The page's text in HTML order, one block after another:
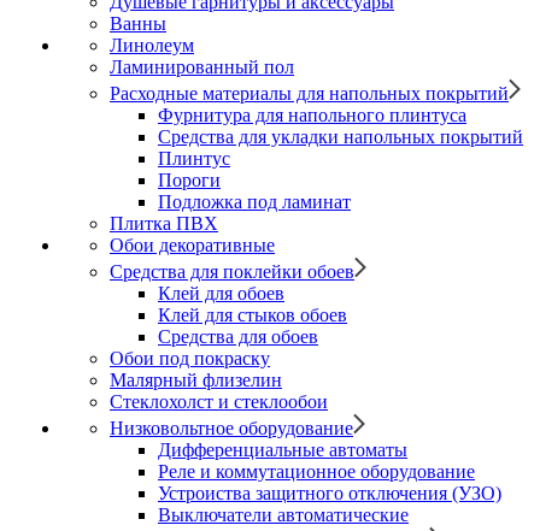
Ванны
Линолеум
Ламинированный пол
Расходные материалы для напольных покрытий
Фурнитура для напольного плинтуса
Средства для укладки напольных покрытий
Плинтус
Пороги
Подложка под ламинат
Плитка ПВХ
Обои декоративные
Средства для поклейки обоев
Клей для обоев
Клей для стыков обоев
Средства для обоев
Обои под покраску
Малярный флизелин
Стеклохолст и стеклообои
Низковольтное оборудование
Дифференциальные автоматы
Реле и коммутационное оборудование
Устроиства защитного отключения (УЗО)
Выключатели автоматические